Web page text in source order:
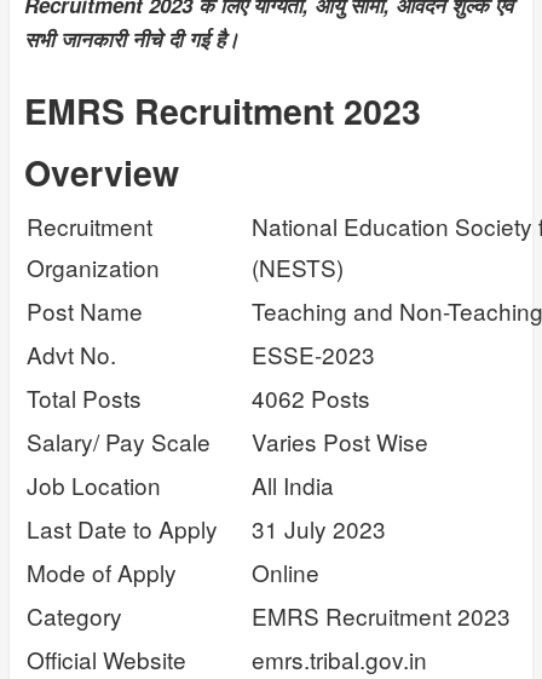
सभी जानकारी नीचे दी गई है।
EMRS Recruitment 2023
Overview
Recruitment
Organization
National Education Society
(NESTS)
Post Name
Teaching and Non-
Advt No.
ESSE-2023
Total Posts
4062 Posts
Salary/ Pay Scale
Varies Post Wise
Job Location
All India
Last Date to Apply
31 July 2023
Mode of Apply
Online
Category
EMRS Recruitment 2023
Official Website
emrs.tribal.gov.in